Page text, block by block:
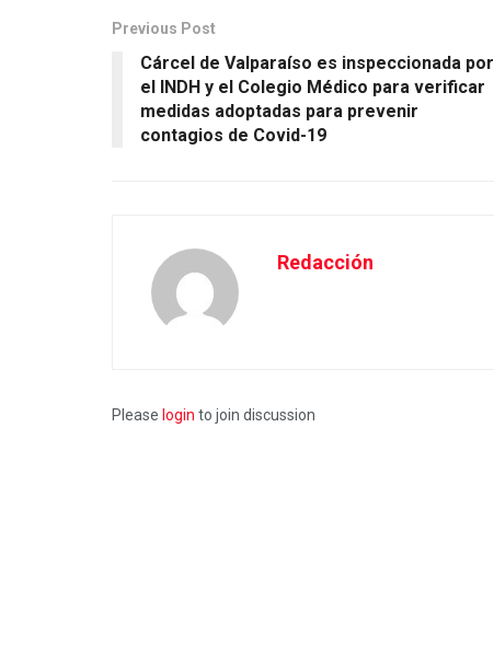
Previous Post
Cárcel de Valparaíso es inspeccionada por
el INDH y el Colegio Médico para verificar
medidas adoptadas para prevenir
contagios de Covid-19
Redacción
Please login to join discussion